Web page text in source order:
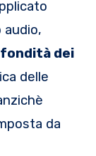
audio,
dei
delle
da